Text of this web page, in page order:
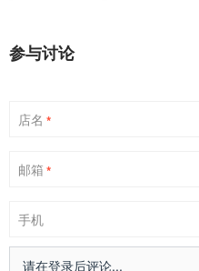
参与讨论
店名 *
邮箱 *
手机